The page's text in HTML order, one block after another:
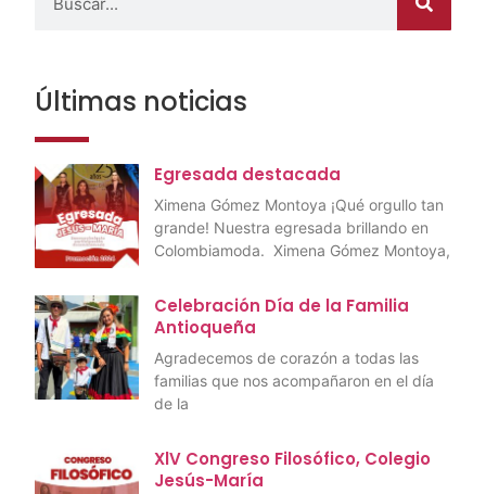
Últimas noticias
Egresada destacada
Ximena Gómez Montoya ¡Qué orgullo tan
grande! Nuestra egresada brillando en
Colombiamoda. Ximena Gómez Montoya,
Celebración Día de la Familia
Antioqueña
Agradecemos de corazón a todas las
familias que nos acompañaron en el día
de la
XlV Congreso Filosófico, Colegio
Jesús-María